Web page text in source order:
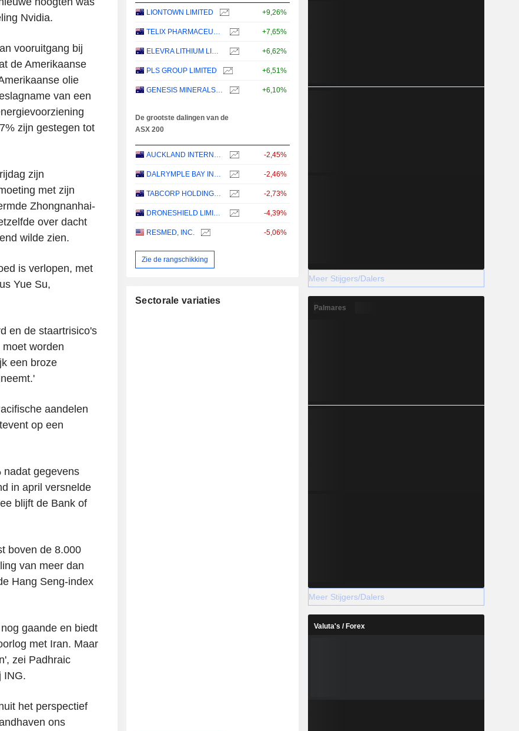
Nvidia.
vooruitgang bij
de Amerikaanse
olie
van een
zijn gestegen tot
zijn
met zijn
Zhongnanhai-
over dacht
wilde zien.
is verlopen, met
Yue Su,
en de staartrisico's
worden
een broze
aandelen
op een
nadat gegevens
in april versnelde
blijft de Bank of
boven de 8.000
van meer dan
Hang Seng-index
gaande en biedt
met Iran. Maar
zei Padhraic
ING.
het perspectief
ons
LIONTOWN LIMITED +9,26%
TELIX PHARMACEUTICALS LIMITED +7,65%
ELEVRA LITHIUM LIMITED +6,62%
PLS GROUP LIMITED +6,51%
GENESIS MINERALS LIMITED +6,10%
De grootste dalingen van de
ASX 200
AUCKLAND INTERNATIONAL AIRPORT LIMITED -2,45%
DALRYMPLE BAY INFRASTRUCTURE LIMITED -2,46%
TABCORP HOLDINGS LIMITED -2,73%
DRONESHIELD LIMITED -4,39%
RESMED, INC. -5,06%
Zie de rangschikking
Sectorale variaties
Meer Stijgers/Dalers
Palmares
Meer Stijgers/Dalers
Valuta's / Forex